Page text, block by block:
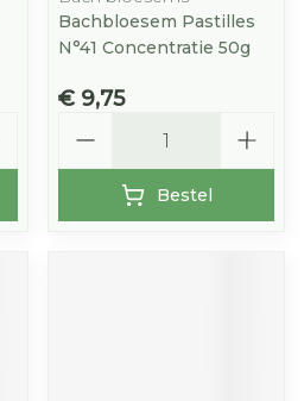
Bachbloesem Pastilles
N°41 Concentratie 50g
€ 9,75
Bestel